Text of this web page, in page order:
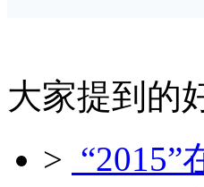
大家提到的
> “2015”